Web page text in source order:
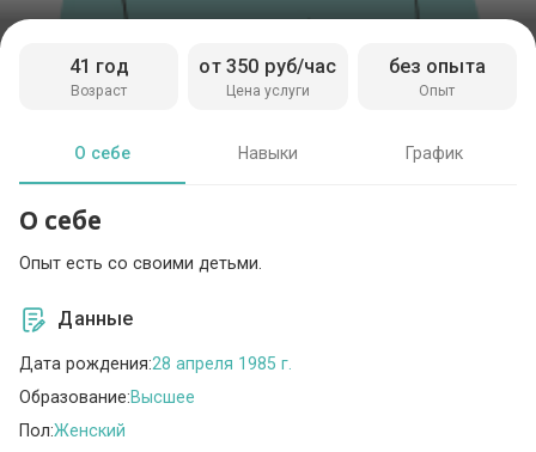
Возраст
41 год
Цена услуги
от 350 руб/час
Опыт
без опыта
О себе Навыки График
О себе
Опыт есть со своими детьми.
Данные
Дата рождения:28 апреля 1985 г.
Образование:Высшее
Пол:Женский